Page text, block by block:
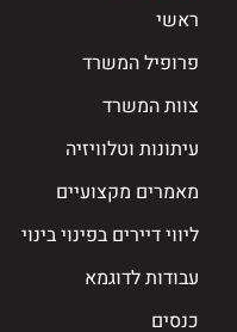
ראשי
פרופיל המשרד
צוות המשרד
עיתונות וטלוויזיה
מאמרים מקצועיים
ליווי דיירים בפינוי בינוי
עבודות לדוגמא
כנסים